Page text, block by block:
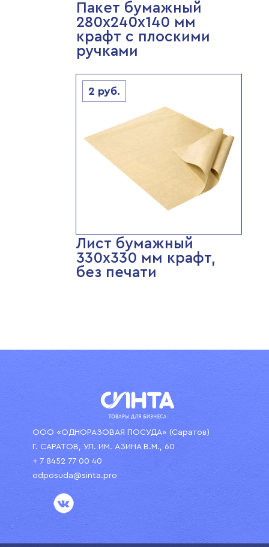
Пакет бумажный
280х240х140 мм
крафт с плоскими
ручками
2 руб.
Лист бумажный
330х330 мм крафт,
без печати
ООО «ОДНОРАЗОВАЯ ПОСУДА» (Саратов)
Г. САРАТОВ, УЛ. ИМ. АЗИНА В.М., 60
+ 7 8452 77 00 40
odposuda@sinta.pro